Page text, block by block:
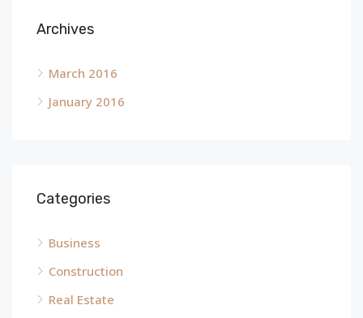
Archives
March 2016
January 2016
Categories
Business
Construction
Real Estate